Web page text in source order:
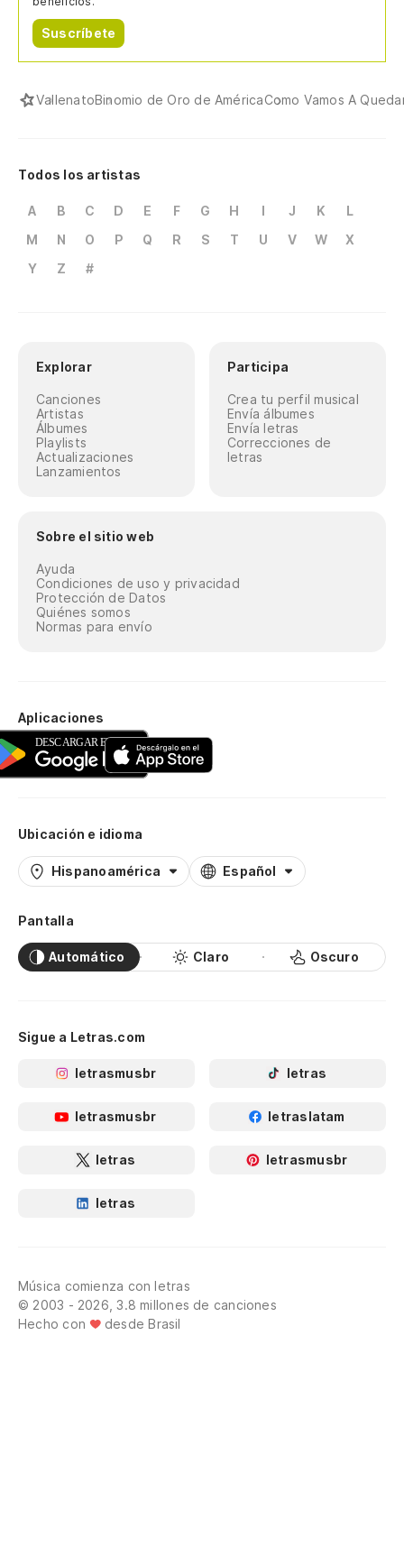
Suscríbete
VallenatoBinomio de Oro de AméricaComo Vamos A
Todos los artistas
A B C D E F G H I J K
L
M
N O P Q R S T U V W
X
Y
Z #
Explorar
Canciones
Artistas
Álbumes
Playlists
Actualizaciones
Lanzamientos
Participa
Crea tu perfil musical
Envía álbumes
Envía letras
Correcciones de
letras
Sobre el sitio web
Ayuda
Condiciones de uso y privacidad
Protección de Datos
Quiénes somos
Normas para envío
Aplicaciones
Ubicación e idioma
Hispanoamérica Español
Pantalla
Automático Claro Oscuro
Sigue a Letras.com
letrasmusbr letras
letrasmusbr letraslatam
letras letrasmusbr
letras
Música comienza con letras
© 2003 - 2026, 3.8 millones de canciones
Hecho con
desde Brasil